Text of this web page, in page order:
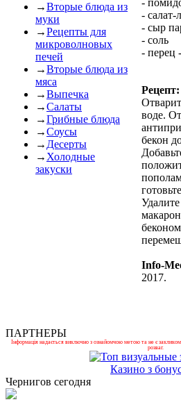
→Вторые блюда из
муки
→Рецепты для
микроволновых
печей
→Вторые блюда из
мяса
→Выпечка
→Салаты
→Грибные блюда
→Соусы
→ Десерты
→ Холодные
закуски
- салат-
- сыр
- соль
- перец
Рецепт:
воде.
бекон
Info-
2017.
ПАРТНЕРЫ
Інформація надається виключно з ознайомчою метою та не є
розваг.
Казино з
Чернигов сегодня